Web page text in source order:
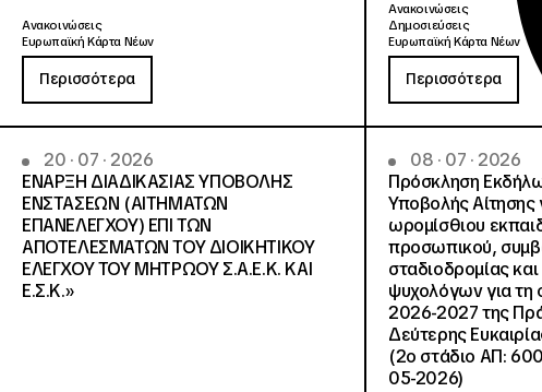
Ανακοινώσεις
Ευρωπαϊκή Κάρτα Νέων
Περισσότερα
Ανακοινώσεις
Δημοσιεύσεις
Ευρωπαϊκή Κάρτα Νέων
Περισσότερα
20 · 07 · 2026
ΕΝΑΡΞΗ ΔΙΑΔΙΚΑΣΙΑΣ ΥΠΟΒΟΛΗΣ
ΕΝΣΤΑΣΕΩΝ (ΑΙΤΗΜΑΤΩΝ
ΕΠΑΝΕΛΕΓΧΟΥ) ΕΠΙ ΤΩΝ
ΑΠΟΤΕΛΕΣΜΑΤΩΝ ΤΟΥ ΔΙΟΙΚΗΤΙΚΟΥ
ΕΛΕΓΧΟΥ ΤΟΥ ΜΗΤΡΩΟΥ Σ.Α.Ε.Κ. ΚΑΙ
Ε.Σ.Κ.»
08 · 07 · 2026
Πρόσκληση
Υποβολής Αίτησης
ωρομίσθιου
προσωπικού,
σταδιοδρομίας
ψυχολόγων για τη
2026-2027 της
Δεύτερης
(2ο στάδιο ΑΠ:
05-2026)